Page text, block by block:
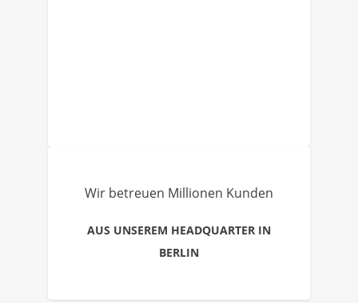
Wir betreuen Millionen Kunden
AUS UNSEREM HEADQUARTER IN
BERLIN